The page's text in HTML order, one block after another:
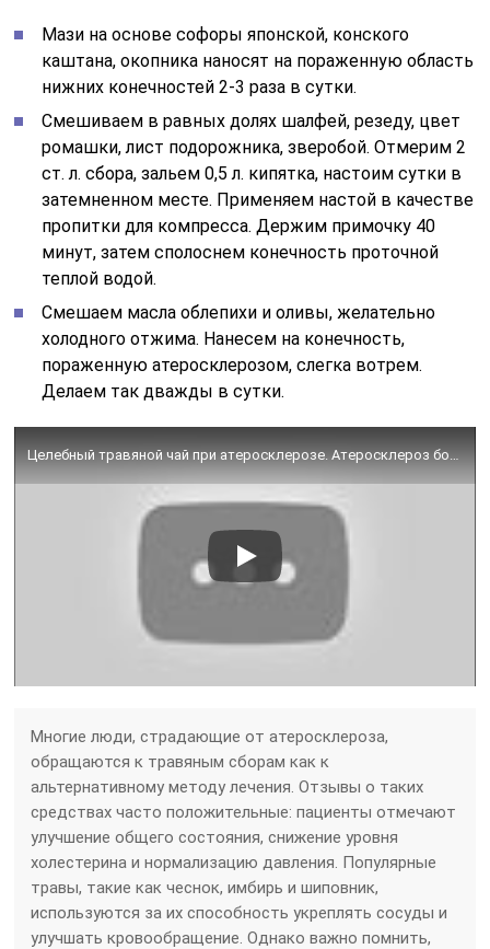
Мази на основе софоры японской, конского
каштана, окопника наносят на пораженную область
нижних конечностей 2-3 раза в сутки.
Смешиваем в равных долях шалфей, резеду, цвет
ромашки, лист подорожника, зверобой. Отмерим 2
ст. л. сбора, зальем 0,5 л. кипятка, настоим сутки в
затемненном месте. Применяем настой в качестве
пропитки для компресса. Держим примочку 40
минут, затем сполоснем конечность проточной
теплой водой.
Смешаем масла облепихи и оливы, желательно
холодного отжима. Нанесем на конечность,
пораженную атеросклерозом, слегка вотрем.
Делаем так дважды в сутки.
Многие люди, страдающие от атеросклероза,
обращаются к травяным сборам как к
альтернативному методу лечения. Отзывы о таких
средствах часто положительные: пациенты отмечают
улучшение общего состояния, снижение уровня
холестерина и нормализацию давления. Популярные
травы, такие как чеснок, имбирь и шиповник,
используются за их способность укреплять сосуды и
улучшать кровообращение. Однако важно помнить,